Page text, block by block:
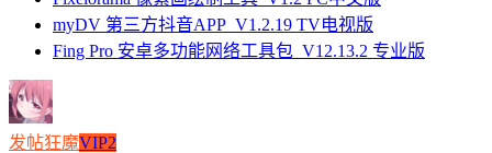
myDV 第三方抖音APP_V1.2.19 TV电视版
Fing Pro 安卓多功能网络工具包_V12.13.2 专业版
发帖狂魔VIP2